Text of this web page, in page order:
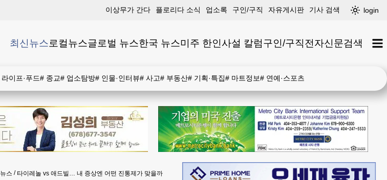
이상무가 간다 플로리다 소식 업소록 구인/구직 자유게시판 기사 검색 login
최신뉴스로컬뉴스글로벌 뉴스한국 뉴스미주 한인사설 칼럼구인/구직전자신문검색
라이프·푸드# 종교# 업소탐방# 인물·인터뷰# 사고# 부동산# 기획·특집# 마트정보# 연예·스포츠
뉴스 타이레놀 vs 애드빌… 내 증상엔 어떤 진통제가 맞을까